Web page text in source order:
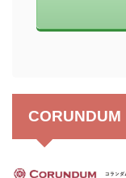
CORUNDUM